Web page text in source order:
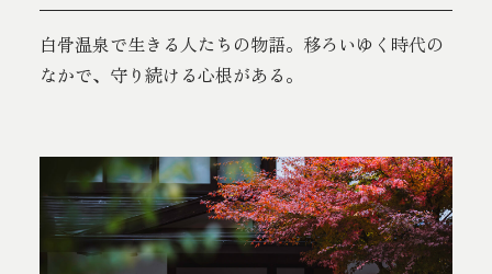
白骨温泉で生きる人たちの物語。移ろいゆく時代の
なかで、守り続ける心根がある。